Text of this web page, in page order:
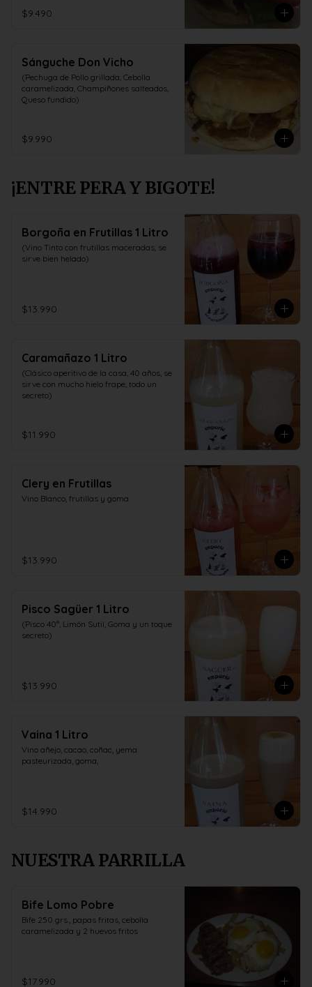
$9.490
Sánguche Don Vicho
(Pechuga de Pollo grillada, Cebolla
caramelizada, Champiñones salteados,
Queso fundido)
$9.990
¡ENTRE PERA Y BIGOTE!
Borgoña en Frutillas 1 Litro
(Vino Tinto con frutillas maceradas, se
sirve bien helado)
$13.990
Caramañazo 1 Litro
(Clásico aperitivo de la casa, 40 años, se
sirve con mucho hielo frape, todo un
secreto)
$11.990
Clery en Frutillas
Vino Blanco, frutillas y goma
$13.990
Pisco Sagüer 1 Litro
(Pisco 40°, Limón Sutil, Goma y un toque
secreto)
$13.990
Vaina 1 Litro
Vino añejo, cacao, coñac, yema
pasteurizada, goma,
$14.990
NUESTRA PARRILLA
Bife Lomo Pobre
Bife 250 grs., papas fritas, cebolla
caramelizada y 2 huevos fritos
$17.990